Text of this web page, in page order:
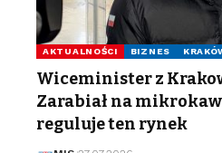
AKTUALNOŚCI BIZNES
Wiceminister z
Zarabiał na
reguluje ten rynek